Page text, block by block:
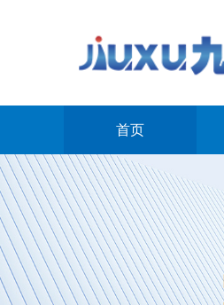
首页